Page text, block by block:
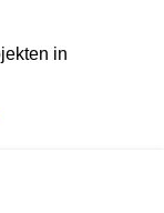
in